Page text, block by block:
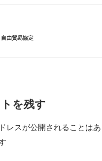
自由貿易協定
を残す
レスが公開されることはあ